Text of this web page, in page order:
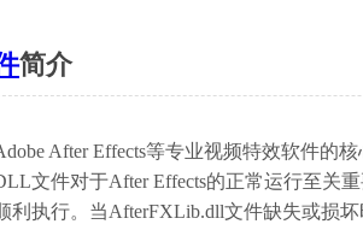
简介
After Effects等专业视频特效软件的
文件对于After Effects的正常运行至关
利执行。当AfterFXLib.dll文件缺失或损